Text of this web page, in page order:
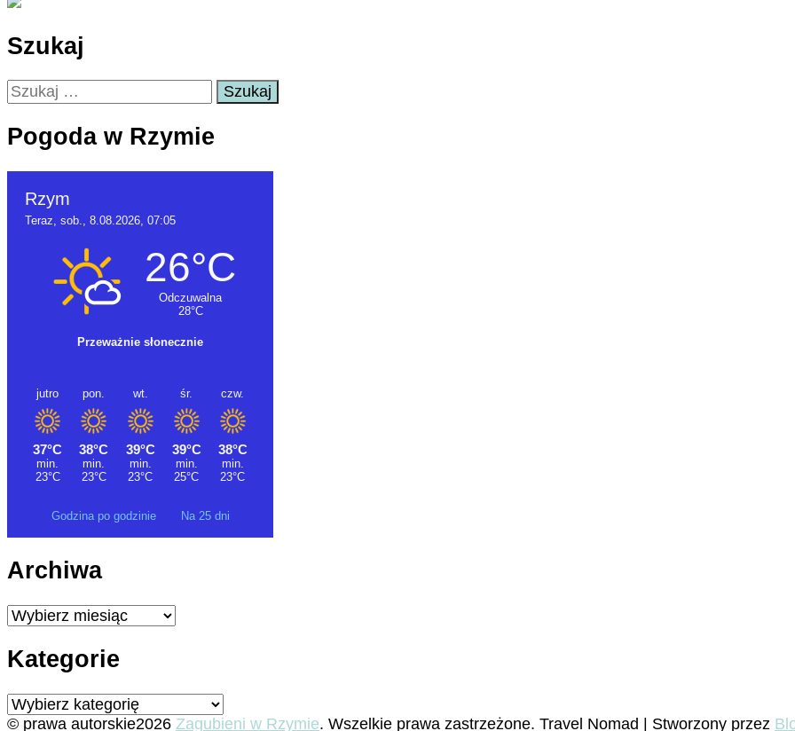
Szukaj
Szukaj:
Pogoda w Rzymie
Godzina po godzinie Na 25 dni
Archiwa
Archiwa
Kategorie
Kategorie
© prawa autorskie2026 Zagubieni w Rzymie. Wszelkie prawa zastrzeżone. Travel Nomad | Stworzony przez